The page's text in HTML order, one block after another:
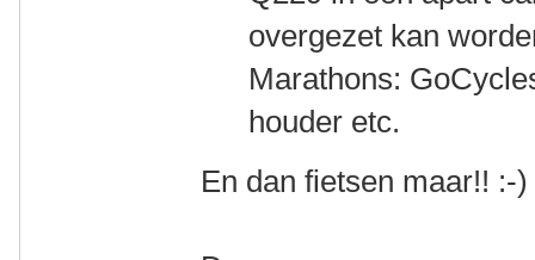
overgezet kan
Marathons:
houder etc.
En dan fietsen maar!! :-)